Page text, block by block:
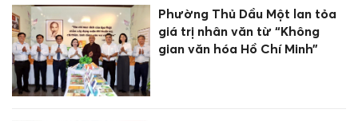
Phường Thủ Dầu Một lan tỏa
giá trị nhân văn từ “Không
gian văn hóa Hồ Chí Minh”